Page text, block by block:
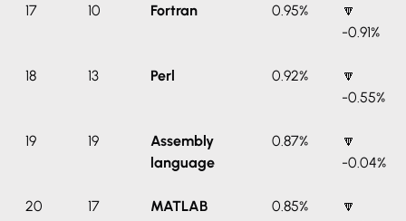
17 10 Fortran 0.95%
🔽
-0.91%
18 13 Perl 0.92%
🔽
-0.55%
19 19
Assembly
language
0.87%
🔽
-0.04%
20 17 MATLAB 0.85%
🔽